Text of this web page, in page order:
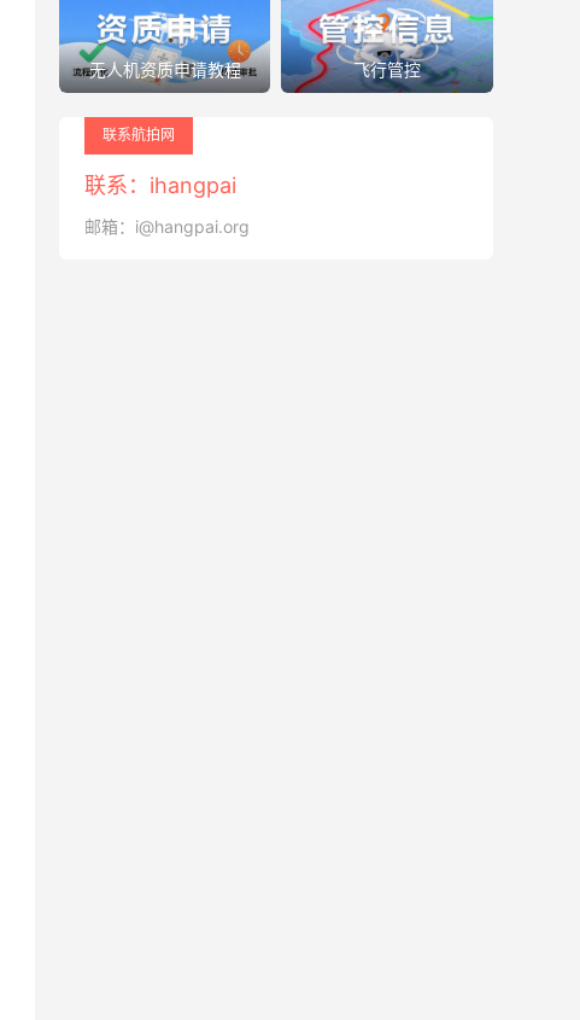
无人机资质申请教程 飞行管控
联系航拍网
联系：ihangpai
邮箱：i@hangpai.org